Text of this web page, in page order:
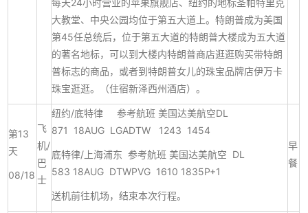
大教堂、中央公园均位于第五大道上。特朗普成为美国
第45任总统后，位于第五大道的特朗普大楼成为五大道
的著名地标，可以到大楼内特朗普商店逛逛购买带特朗
普标志的商品，或者到特朗普女儿的珠宝品牌店伊万卡
珠宝逛逛。（住宿新泽西州酒店）。
第13
天
08/18
飞
机/
巴
士
纽约/底特律 参考航班 美国达美航空DL
871 18AUG LGADTW 1243 1454
底特律/上海浦东 参考航班 美国达美航空 DL
583 18AUG DTWPVG 1610 1835P+1
送机前往机场，结束本次行程。
早
餐